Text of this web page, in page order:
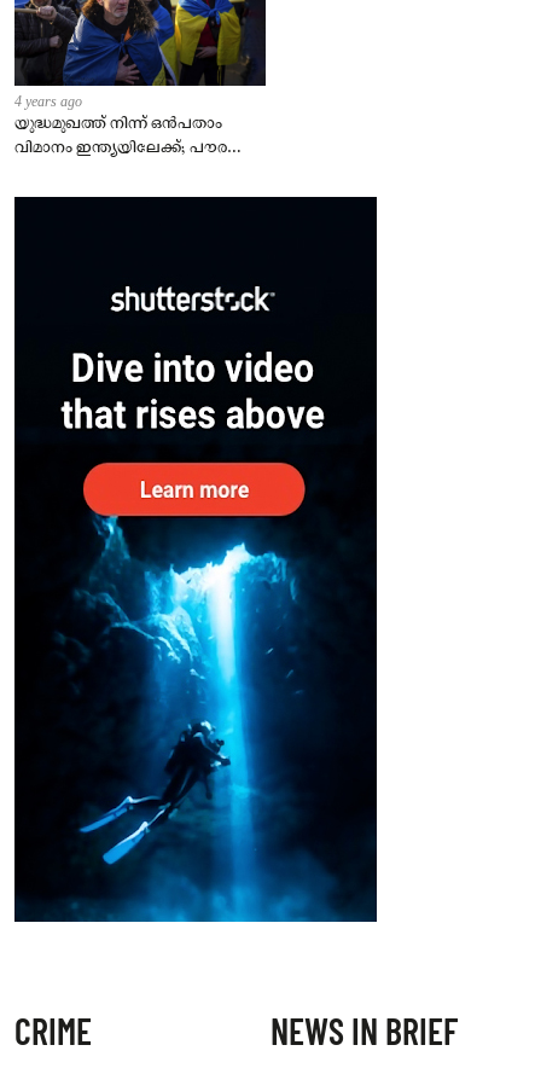
4 years ago
യുദ്ധമുഖത്ത് നിന്ന് ഒൻപതാം
വിമാനം ഇന്ത്യയിലേക്ക്; പൗരന്മാർ
– കേന്ദ്രം
CRIME NEWS IN BRIEF